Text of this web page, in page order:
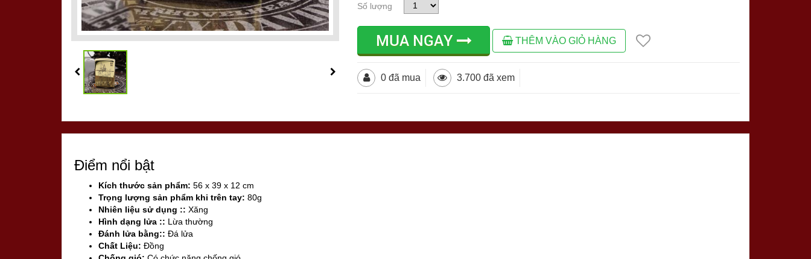
Số lượng
MUA NGAY THÊM VÀO GIỎ HÀNG
0 đã mua 3.700 đã xem
Điểm nổi bật
Kích thước sản phẩm: 56 x 39 x 12 cm
Trọng lượng sản phẩm khi trên tay: 80g
Nhiên liệu sử dụng :: Xăng
Hình dạng lửa :: Lừa thường
Đánh lửa bằng:: Đá lửa
Chất Liệu: Đồng